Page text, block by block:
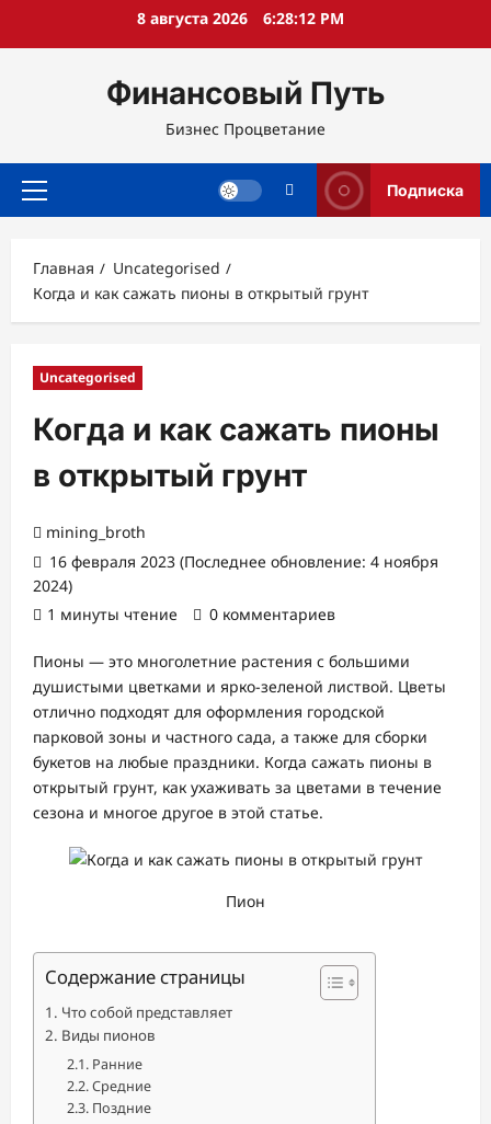
8 августа 2026 6:28:13 PM
Финансовый Путь
Бизнес Процветание
Основное
Подписка
Главная
Uncategorised
Когда и как сажать пионы в открытый грунт
Uncategorised
Когда и как сажать пионы
в открытый грунт
mining_broth
16 февраля 2023 (Последнее обновление: 4 ноября
2024)
1 минуты чтение
0 комментариев
Пионы — это многолетние растения с большими
душистыми цветками и ярко-зеленой листвой. Цветы
отлично подходят для оформления городской
парковой зоны и частного сада, а также для сборки
букетов на любые праздники. Когда сажать пионы в
открытый грунт, как ухаживать за цветами в течение
сезона и многое другое в этой статье.
Пион
Содержание страницы
Что собой представляет
Виды пионов
Ранние
Средние
Поздние